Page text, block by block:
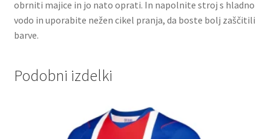
obrniti majice in jo nato oprati. In napolnite stroj s hladno
vodo in uporabite nežen cikel pranja, da boste bolj zaščitili
barve.
Podobni izdelki